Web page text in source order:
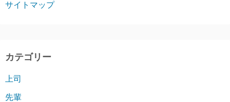
サイトマップ
カテゴリー
上司
先輩